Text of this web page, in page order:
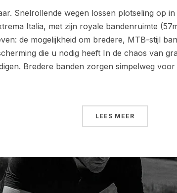
Snelrollende wegen lossen plotseling op
Italia, met zijn royale bandenruimte
de mogelijkheid om bredere, MTB-stijl
die u nodig heeft In de chaos van
Bredere banden zorgen simpelweg
LEES MEER